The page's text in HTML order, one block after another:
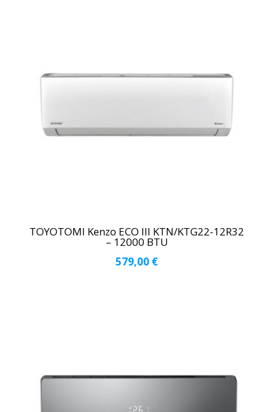
TOYOTOMI Kenzo ECO III KTN/KTG22-12R32
– 12000 BTU
579,00 €